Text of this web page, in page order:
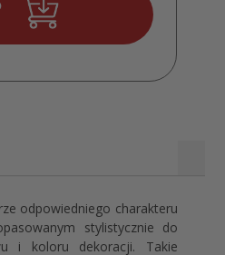
odpowiedniego charakteru
stylistycznie do
i koloru dekoracji. Takie